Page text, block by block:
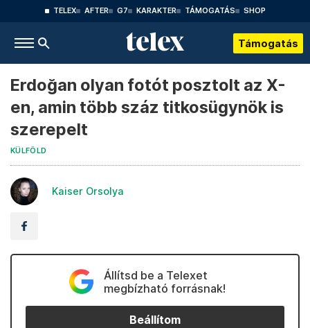
TELEX AFTER G7 KARAKTER TÁMOGATÁS SHOP
Támogatás
Erdoğan olyan fotót posztolt az X-
en, amin több száz titkosügynök is
szerepelt
KÜLFÖLD
Kaiser Orsolya
Állítsd be a Telexet
megbízható forrásnak!
Beállítom